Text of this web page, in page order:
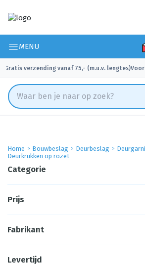
MENU
Gratis verzending vanaf 75,- (m.u.v. lengtes)
✓
Home Bouwbeslag Deurbeslag
Deurkrukken op rozet
Categorie
Prijs
Fabrikant
Levertijd